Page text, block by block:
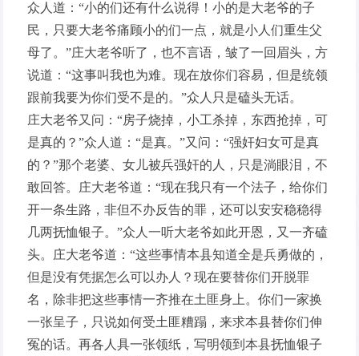
众人道：“小的们还有什么说得！小的是大老爷的子
民，只要大老爷痛顾小的们一点，就是小人们重生父
母了。”庄大老爷听了，也不言语，皱了一回眉头，方
说道：“这事叫我也为难。现在放你们容易，但是统领
跟前我要为你们受不是的。”众人只是磕头无话。
庄大老爷又问：“房子烧掉，小工杀掉，东西抢掉，可
是真的？”众人道：“是真。”又问：“强奸妇女可是真
的？”那个老婆、女儿被兵强奸的人，只是淌眼泪，不
敢回答。庄大老爷道：“现在我只有一个法子，给你们
开一条生路，非但不办反告的罪，还可以安安稳稳得
几两抚恤银子。”众人一听大老爷如此开恩，又一齐磕
头。庄大老爷道：“这些事情本县知道全是兵勇做的，
但是没有凭据怎么可以办人？现在要替你们开脱罪
名，除非把这些事情一齐推在土匪身上。你们一家换
一张呈子，只说如何受土匪糟蹋，来求本县替你们伸
冤的话。再各人具一张领纸，写明领到本县抚恤银子